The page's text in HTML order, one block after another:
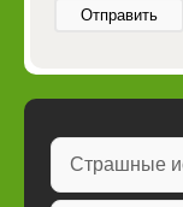
Отправить
Страшные